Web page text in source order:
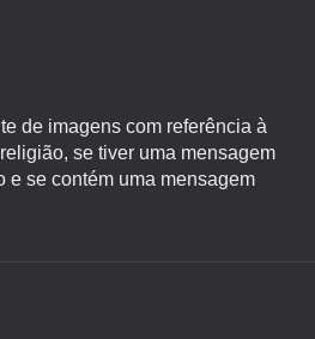
de imagens com referência à
se tiver uma mensagem
e se contém uma mensagem